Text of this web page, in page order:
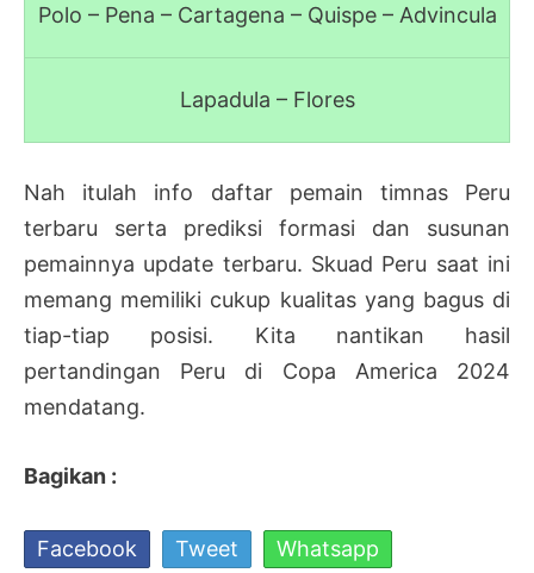
Polo – Pena – Cartagena – Quispe – Advincula
Lapadula – Flores
Nah itulah info daftar pemain timnas Peru
terbaru serta prediksi formasi dan susunan
pemainnya update terbaru. Skuad Peru saat ini
memang memiliki cukup kualitas yang bagus di
tiap-tiap posisi. Kita nantikan hasil
pertandingan Peru di Copa America 2024
mendatang.
Bagikan :
Facebook Tweet Whatsapp